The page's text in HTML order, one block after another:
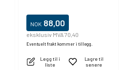
NOK 88,00
eksklusiv MVA 70,40
Eventuelt frakt kommer i tillegg.
Legg til i
liste
Lagre til
senere